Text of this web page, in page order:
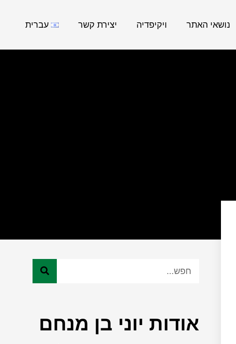
נושאי האתר ויקיפדיה יצירת קשר עברית
אודות יוני בן מנחם